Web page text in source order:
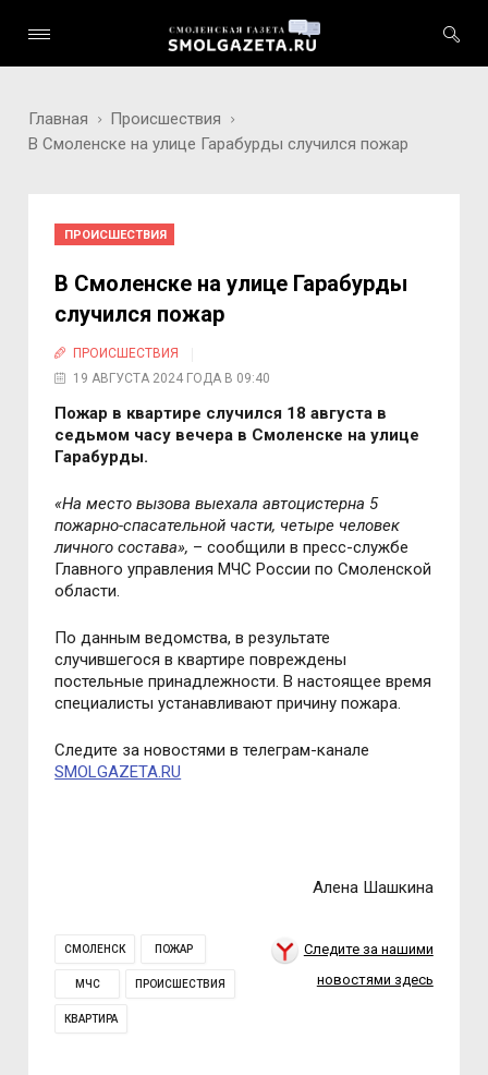
Главная
Происшествия
В Смоленске на улице Гарабурды случился пожар
ПРОИСШЕСТВИЯ
В Смоленске на улице Гарабурды
случился пожар
ПРОИСШЕСТВИЯ
19 АВГУСТА 2024 ГОДА В 09:40
Пожар в квартире случился 18 августа в
седьмом часу вечера в Смоленске на улице
Гарабурды.
«На место вызова выехала автоцистерна 5
пожарно-спасательной части, четыре человек
личного состава», – сообщили в пресс-службе
Главного управления МЧС России по Смоленской
области.
По данным ведомства, в результате
случившегося в квартиреповреждены
постельные принадлежности. В настоящее время
специалисты устанавливают причину пожара.
Следите за новостями в телеграм-канале
SMOLGAZETA.RU
Алена Шашкина
СМОЛЕНСК ПОЖАР
МЧС ПРОИСШЕСТВИЯ
КВАРТИРА
Следите за нашими
новостями здесь